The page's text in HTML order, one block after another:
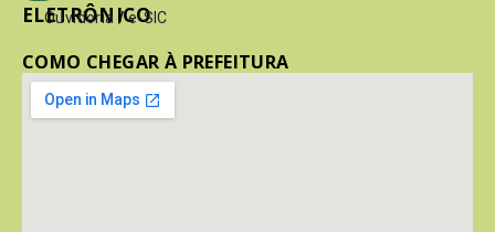
ELETRÔNICO
Ouvidoria / e-SIC
COMO CHEGAR À PREFEITURA